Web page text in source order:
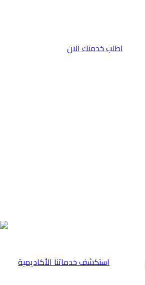
اطلب خدمتك الان
⁠استكشف خدماتنا الأكاديمية